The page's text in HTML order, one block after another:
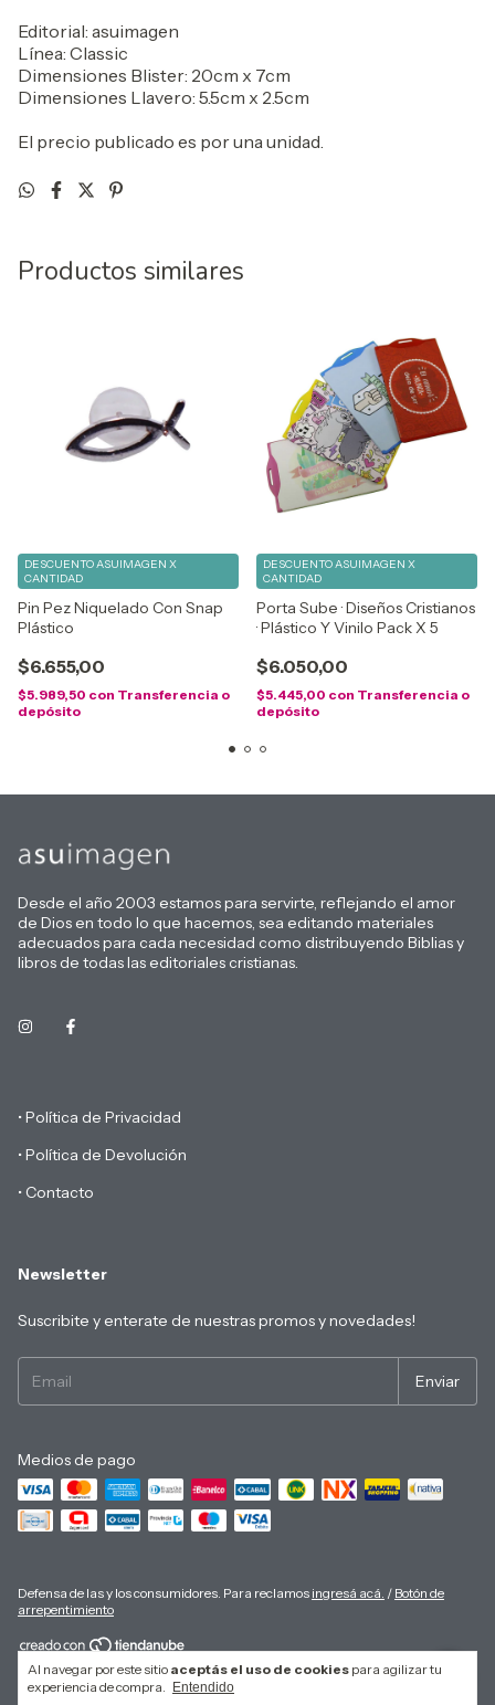
Al navegar por este sitio aceptás el uso de cookies para agilizar tu
experiencia de compra.
Entendido
Editorial: asuimagen
Línea: Classic
Dimensiones Blister: 20cm x 7cm
Dimensiones Llavero: 5.5cm x 2.5cm
El precio publicado es por una unidad.
Productos similares
Pin Pez Niquelado Con Snap
Plástico
$6.655,00
DESCUENTO ASUIMAGEN X
CANTIDAD
$5.989,50 con Transferencia o
depósito
Porta Sube · Diseños Cristianos
· Plástico Y Vinilo Pack X 5
$6.050,00
DESCUENTO ASUIMAGEN X
CANTIDAD
$5.445,00 con Transferencia o
depósito
Desde el año 2003 estamos para servirte, reflejando el amor
de Dios en todo lo que hacemos, sea editando materiales
adecuados para cada necesidad como distribuyendo Biblias y
libros de todas las editoriales cristianas.
• Política de Privacidad
• Política de Devolución
• Contacto
Newsletter
Suscribite y enterate de nuestras promos y novedades!
Medios de pago
Defensa de las y los consumidores. Para reclamos ingresá acá. / Botón de
arrepentimiento
Copyright asuimagen - 30711985960 - 2026. Todos los derechos reservados.